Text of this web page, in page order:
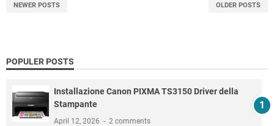
NEWER POSTS OLDER POSTS
POPULER POSTS
Installazione Canon PIXMA TS3150 Driver della
Stampante
April 12, 2026 2 comments